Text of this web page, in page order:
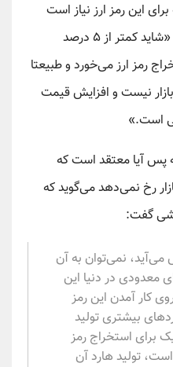
این رمز ارز نیاز است
هاردهای زیادی در بازار نیستند: «شاید کمتر از ۵ درصد
رمز ارز می‌خورد و طبیعتا
نیست و افزایش قیمت
است.»
پس آیا معتقد است که
رخ نمی‌دهد می‌گوید که
گفت:
نمی‌توان به آن
معدودی در دنیا این
کار آمدن این رمز
بیشتری تولید
برای استخراج رمز
تولید هارد آن